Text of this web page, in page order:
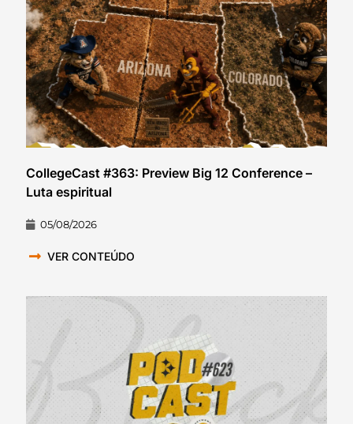
CollegeCast #363: Preview Big 12 Conference –
Luta espiritual
05/08/2026
VER CONTEÚDO